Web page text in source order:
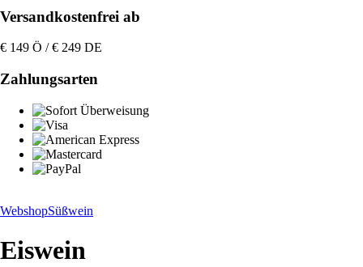
Versandkostenfrei ab
€ 149 Ö / € 249 DE
Zahlungsarten
WebshopSüßwein
Eiswein